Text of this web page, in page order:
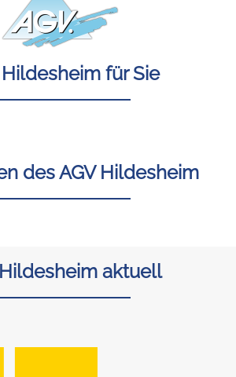
Hildesheim für Sie
des AGV Hildesheim
aktuell